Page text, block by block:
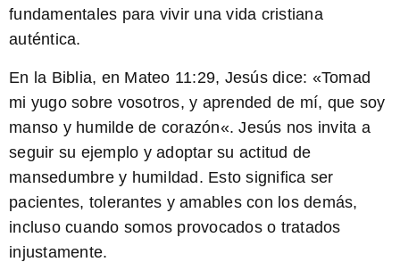
fundamentales para vivir una vida cristiana
auténtica.
En la Biblia, en Mateo 11:29, Jesús dice: «Tomad
mi yugo sobre vosotros, y aprended de mí, que soy
manso y humilde de corazón«. Jesús nos invita a
seguir su ejemplo y adoptar su actitud de
mansedumbre y humildad. Esto significa ser
pacientes, tolerantes y amables con los demás,
incluso cuando somos provocados o tratados
injustamente.